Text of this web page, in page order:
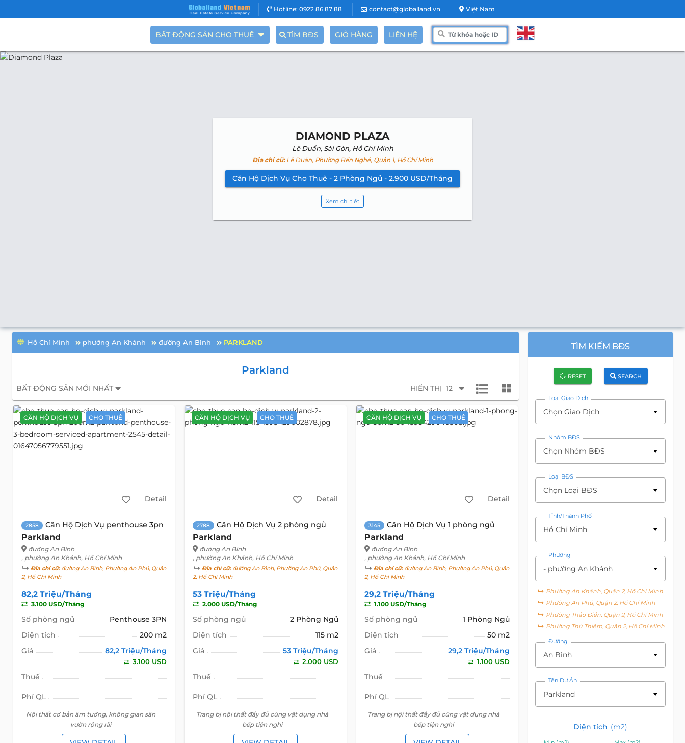
Hotline: 0922 86 87 88 contact@globalland.vn Việt Nam
BẤT ĐỘNG SẢN CHO THUÊ TÌM BĐS GIỎ HÀNG LIÊN HỆ
DIAMOND PLAZA
Lê Duẩn, Sài Gòn, Hồ Chí Minh
Địa chỉ cũ:Lê Duẩn, Phường Bến Nghé, Quận 1, Hồ Chí Minh
Căn Hộ Dịch Vụ Cho Thuê - 2 Phòng Ngủ - 2.900 USD/Tháng
Xem chi tiết
Hồ Chí Minh phường An Khánh đường An Bình PARKLAND
Parkland
BẤT ĐỘNG SẢN MỚI NHẤT HIỂN THỊ 12
CĂN HỘ DỊCH VỤ CHO THUÊ
Detail
2858 Căn Hộ Dịch Vụ penthouse 3pn
Parkland
đường An Bình
, phường An Khánh, Hồ Chí Minh
Địa chỉ cũ:đường An Bình, Phường An Phú, Quận
2, Hồ Chí Minh
82,2 Triệu/Tháng
3.100 USD/Tháng
Số phòng ngủ
Penthouse 3PN
Diện tích
200 m2
Giá
82,2 Triệu/Tháng
3.100 USD
Thuế
Phí QL
Nội thất cơ bản âm tường, không gian sân
vườn rộng rãi
CĂN HỘ DỊCH VỤ CHO THUÊ
Detail
2788 Căn Hộ Dịch Vụ 2 phòng ngủ
Parkland
đường An Bình
, phường An Khánh, Hồ Chí Minh
Địa chỉ cũ:đường An Bình, Phường An Phú, Quận
2, Hồ Chí Minh
53 Triệu/Tháng
2.000 USD/Tháng
Số phòng ngủ
2 Phòng Ngủ
Diện tích
115 m2
Giá
53 Triệu/Tháng
2.000 USD
Thuế
Phí QL
Trang bị nội thất đầy đủ cùng vật dụng nhà
bếp tiện nghi
CĂN HỘ DỊCH VỤ CHO THUÊ
Detail
3145 Căn Hộ Dịch Vụ 1 phòng ngủ
Parkland
đường An Bình
, phường An Khánh, Hồ Chí Minh
Địa chỉ cũ:đường An Bình, Phường An Phú, Quận
2, Hồ Chí Minh
29,2 Triệu/Tháng
1.100 USD/Tháng
Số phòng ngủ
1 Phòng Ngủ
Diện tích
50 m2
Giá
29,2 Triệu/Tháng
1.100 USD
Thuế
Phí QL
Trang bị nội thất đầy đủ cùng vật dụng nhà
bếp tiện nghi
TÌM KIẾM BĐS
RESET SEARCH
Loại Giao Dịch
Chọn Giao Dịch
Nhóm BĐS
Chọn Nhóm BĐS
Loại BĐS
Chọn Loại BĐS
Tỉnh/Thành Phố
Hồ Chí Minh
Phường
- phường An Khánh
Phường An Khánh, Quận 2, Hồ Chí Minh
Phường An Phú, Quận 2, Hồ Chí Minh
Phường Thảo Điền, Quận 2, Hồ Chí Minh
Phường Thủ Thiêm, Quận 2, Hồ Chí Minh
Đường
An Bình
Tên Dự Án
Parkland
Diện tích (m2)